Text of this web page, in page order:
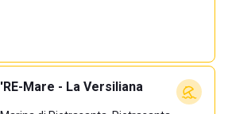
'RE-Mare - La Versiliana